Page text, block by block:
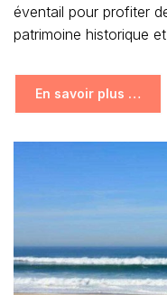
éventail pour profiter
patrimoine historique
En savoir plus …